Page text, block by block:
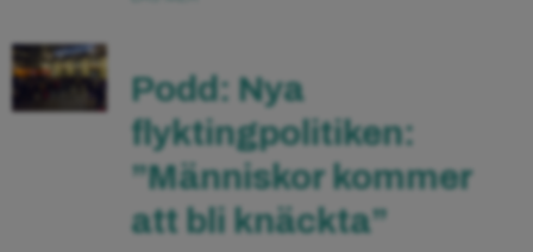
Podd: Nya
flyktingpolitiken:
”Människor kommer
att bli knäckta”